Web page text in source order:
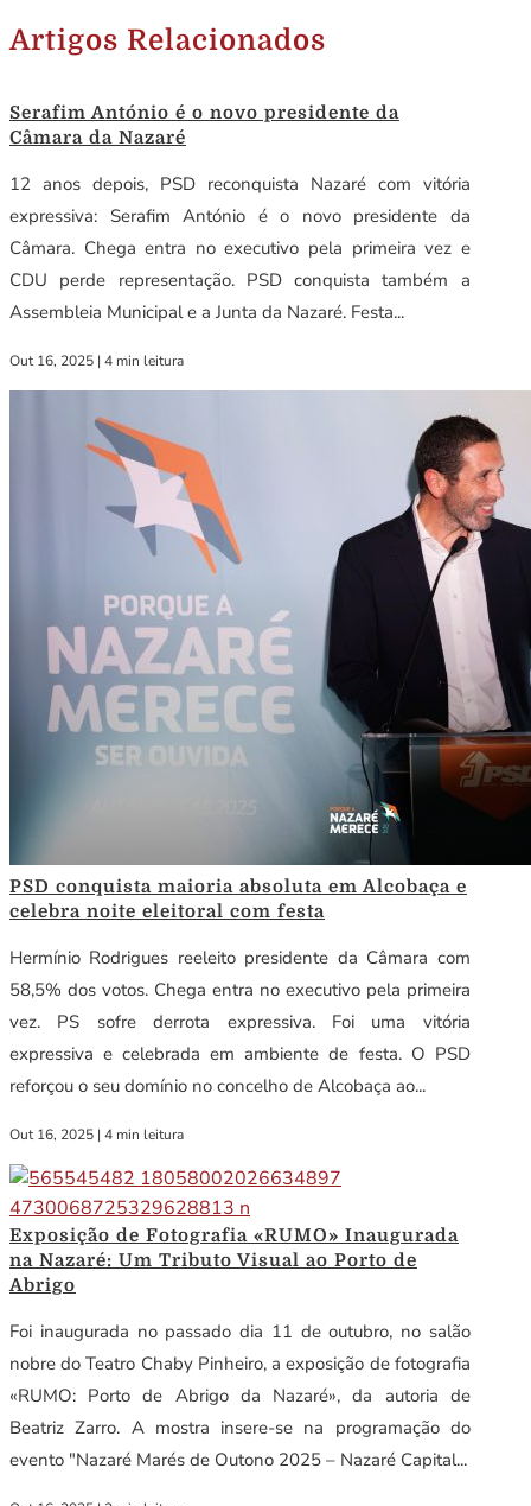
Artigos Relacionados
Serafim António é o novo presidente da
Câmara da Nazaré
12 anos depois, PSD reconquista Nazaré com vitória
expressiva: Serafim António é o novo presidente da
Câmara. Chega entra no executivo pela primeira vez e
CDU perde representação. PSD conquista também a
Assembleia Municipal e a Junta da Nazaré. Festa...
Out 16, 2025 | 4 min leitura
PSD conquista maioria absoluta em Alcobaça e
celebra noite eleitoral com festa
Hermínio Rodrigues reeleito presidente da Câmara com
58,5% dos votos. Chega entra no executivo pela primeira
vez. PS sofre derrota expressiva. Foi uma vitória
expressiva e celebrada em ambiente de festa. O PSD
reforçou o seu domínio no concelho de Alcobaça ao...
Out 16, 2025 | 4 min leitura
Exposição de Fotografia «RUMO» Inaugurada
na Nazaré: Um Tributo Visual ao Porto de
Abrigo
Foi inaugurada no passado dia 11 de outubro, no salão
nobre do Teatro Chaby Pinheiro, a exposição de fotografia
«RUMO: Porto de Abrigo da Nazaré», da autoria de
Beatriz Zarro. A mostra insere-se na programação do
evento "Nazaré Marés de Outono 2025 – Nazaré Capital...